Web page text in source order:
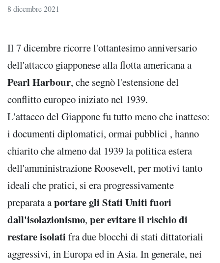
8 dicembre 2021
Il 7 dicembre ricorre l'ottantesimo anniversario
dell'attacco giapponese alla flotta americana a
Pearl Harbour, che segnò l'estensione del
conflitto europeo iniziato nel 1939.
L'attacco del Giappone fu tutto meno che inatteso:
i documenti diplomatici, ormai pubblici , hanno
chiarito che almeno dal 1939 la politica estera
dell'amministrazione Roosevelt, per motivi tanto
ideali che pratici, si era progressivamente
preparata aportare gli Stati Uniti fuori
dall'isolazionismo, per evitare il rischio di
restare isolatifra due blocchi di stati dittatoriali
aggressivi, in Europa ed in Asia. In generale, nei